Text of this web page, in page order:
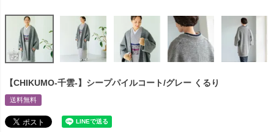
【CHIKUMO-千雲-】シープパイルコート/グレー くるり
送料無料